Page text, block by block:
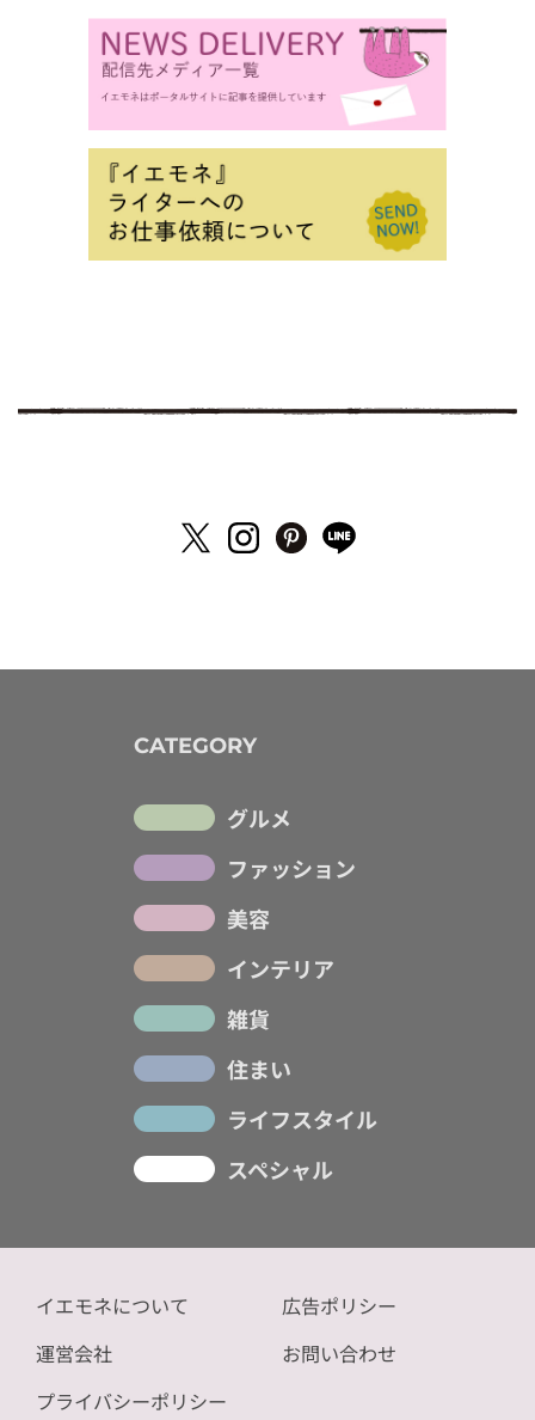
CATEGORY
グルメ
ファッション
美容
インテリア
雑貨
住まい
ライフスタイル
スペシャル
イエモネについて
運営会社
プライバシーポリシー
広告ポリシー
お問い合わせ